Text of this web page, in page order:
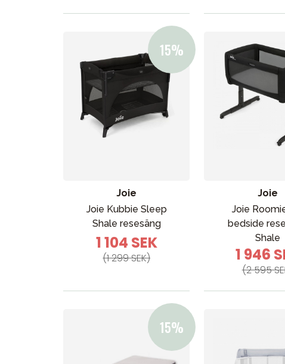
Joie
Joie Kubbie Sleep
Shale resesäng
1 104 SEK
(1 299 SEK)
Joie
Joie
bedside
Shale
1 946
(2 595
VÅRT
Barnvagnar
Möbler